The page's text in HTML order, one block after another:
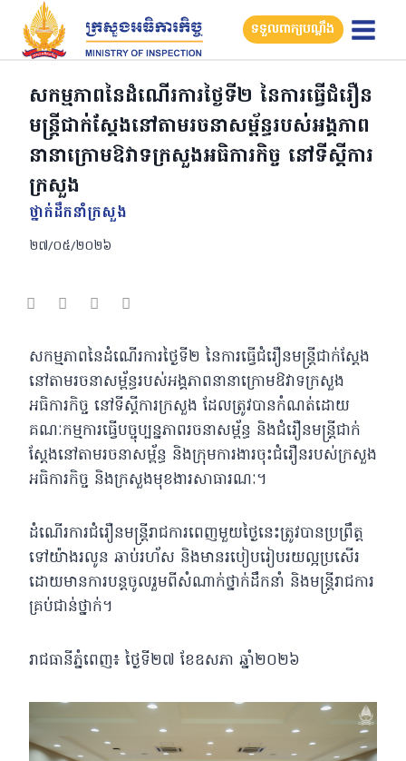
Skip
content
ទទួលពាក្យបណ្តឹង
សកម្មភាពនៃដំណើរការថ្ងៃទី២ នៃការធ្វើជំរឿន
មន្ត្រីជាក់ស្តែងនៅតាមរចនាសម្ព័ន្ធរបស់អង្គភាព
នានាក្រោមឱវាទក្រសួងអធិការកិច្ច នៅទីស្តីការ
ក្រសួង
ថ្នាក់ដឹកនាំក្រសួង
២៧/០៥/២០២៦
សកម្មភាពនៃដំណើរការថ្ងៃទី២ នៃការធ្វើជំរឿនមន្ត្រីជាក់ស្តែង
នៅតាមរចនាសម្ព័ន្ធរបស់អង្គភាពនានាក្រោមឱវាទក្រសួង
អធិការកិច្ច នៅទីស្តីការក្រសួង ដែលត្រូវបានកំណត់ដោយ
គណៈកម្មការធ្វើបច្ចុប្បន្នភាពរចនាសម្ព័ន្ធ និងជំរឿនមន្ត្រីជាក់
ស្តែងនៅតាមរចនាសម្ព័ន្ធ និងក្រុមការងារចុះជំរឿនរបស់ក្រសួង
អធិការកិច្ច និងក្រសួងមុខងារសាធារណៈ។
ដំណើរការជំរឿនមន្រ្តីរាជការពេញមួយថ្ងៃនេះត្រូវបានប្រព្រឹត្ត
ទៅយ៉ាងរលូន ឆាប់រហ័ស និងមានរបៀបរៀបរយល្អប្រសើរ
ដោយមានការបន្តចូលរួមពីសំណាក់ថ្នាក់ដឹកនាំ និងមន្ត្រីរាជការ
គ្រប់ជាន់ថ្នាក់។
រាជធានីភ្នំពេញ៖ ថ្ងៃទី២៧ ខែឧសភា ឆ្នាំ២០២៦